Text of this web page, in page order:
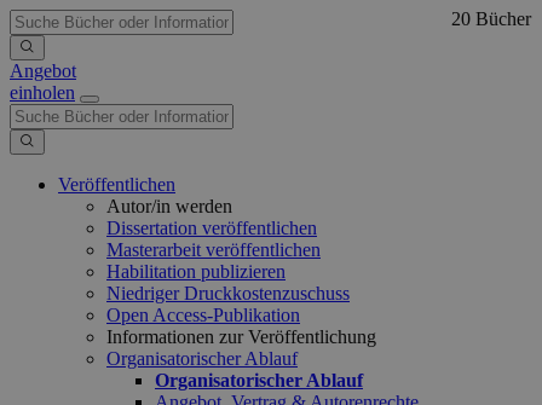
Angebot
einholen
Veröffentlichen
Autor/in werden
Dissertation veröffentlichen
Masterarbeit veröffentlichen
Habilitation publizieren
Niedriger Druckkostenzuschuss
Open Access-Publikation
Informationen zur Veröffentlichung
Organisatorischer Ablauf
Organisatorischer Ablauf
20 Bücher